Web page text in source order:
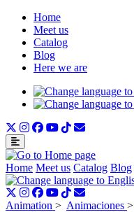
Home
Meet us
Catalog
Blog
Here we are
Home Meet us Catalog Blog
Animation > Animaciones >